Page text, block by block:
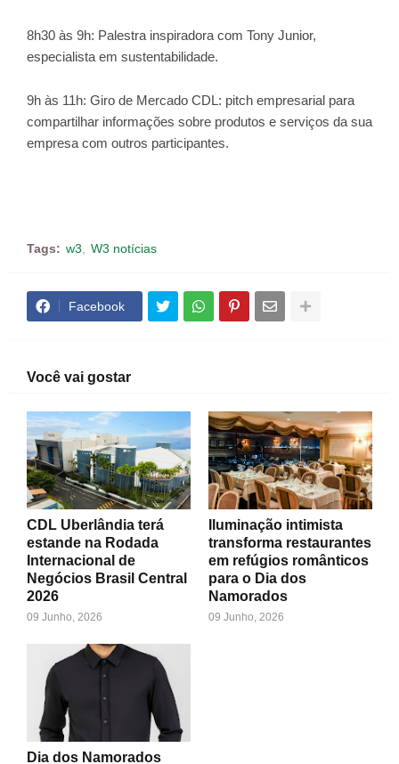
8h30 às 9h: Palestra inspiradora com Tony Junior,
especialista em sustentabilidade.
9h às 11h: Giro de Mercado CDL: pitch empresarial para
compartilhar informações sobre produtos e serviços da sua
empresa com outros participantes.
Tags: w3 W3 notícias
Facebook
Você vai gostar
CDL Uberlândia terá
estande na Rodada
Internacional de
Negócios Brasil Central
2026
09 Junho, 2026
Iluminação intimista
transforma restaurantes
em refúgios românticos
para o Dia dos
Namorados
09 Junho, 2026
Dia dos Namorados